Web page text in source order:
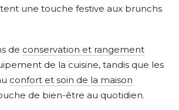
une touche festive aux brunchs
de conservation et rangement
de la cuisine, tandis que les
confort et soin de la maison
de bien-être au quotidien.